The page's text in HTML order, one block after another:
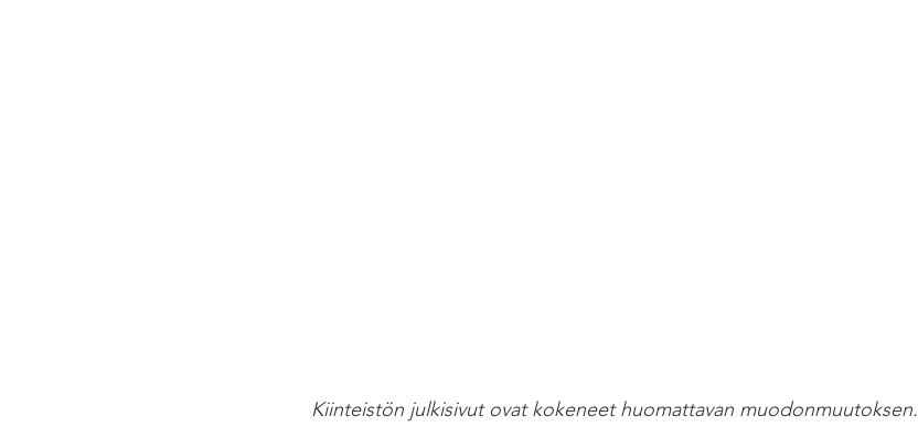
Kiinteistön julkisivut ovat kokeneet huomattavan muodonmuutoksen.